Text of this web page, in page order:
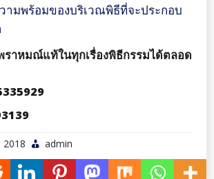
ามพร้อมของบริเวณพิธีที่จะประกอบ
าหมณ์แท้ในทุกเรื่องพิธีกรรมได้ตลอด
admin